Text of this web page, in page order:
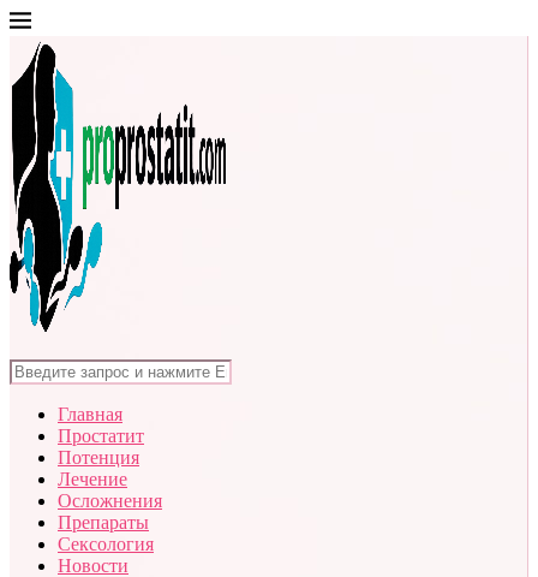
Главная
Простатит
Потенция
Лечение
Осложнения
Препараты
Сексология
Новости